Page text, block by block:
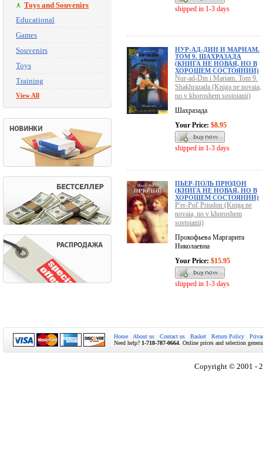
Toys and Souvenirs
Educational
Games
Souvenirs
Toys
Training
View All
shipped in 1-3 days
НУР-АД-ДИН И МАРИАМ.
ТОМ 9. ШАХРАЗАДА
(КНИГА НЕ НОВАЯ, НО В
ХОРОШЕМ СОСТОЯНИИ)
Nur-ad-Din i Mariam. Tom 9.
Shakhrazada (Kniga ne novaia,
no v khoroshem sostoianii)
Шахразада
Your Price: $8.95
shipped in 1-3 days
ПЬЕР-ПОЛЬ ПРЮДОН
(КНИГА НЕ НОВАЯ, НО В
ХОРОШЕМ СОСТОЯНИИ)
P'er-Pol' Priudon (Kniga ne
novaia, no v khoroshem
sostoianii)
Прокофьева Маргарита
Николаевна
Your Price: $15.95
shipped in 1-3 days
Home About us Contact us Basket Return Policy
Need help? 1-718-787-0664 . Online prices and selection
Copyright © 2001 -